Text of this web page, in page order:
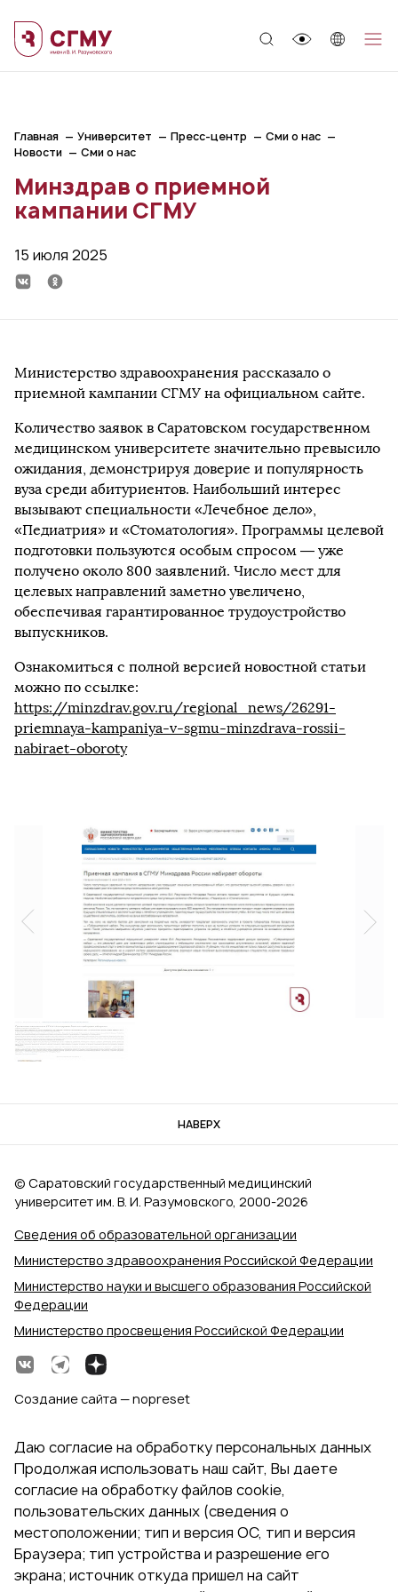
Главная Университет Пресс-центр
Сми о нас
Новости
Сми о нас
Минздрав о приемной
кампании СГМУ
15 июля 2025
Министерство здравоохранения рассказало о
приемной кампании СГМУ на официальном сайте.
Количество заявок в Саратовском государственном
медицинском университете значительно превысило
ожидания, демонстрируя доверие и популярность
вуза среди абитуриентов. Наибольший интерес
вызывают специальности «Лечебное дело»,
«Педиатрия» и «Стоматология». Программы целевой
подготовки пользуются особым спросом — уже
получено около 800 заявлений. Число мест для
целевых направлений заметно увеличено,
обеспечивая гарантированное трудоустройство
выпускников.
Ознакомиться с полной версией новостной статьи
можно по ссылке:
https://minzdrav.gov.ru/regional_news/26291-
priemnaya-kampaniya-v-sgmu-minzdrava-rossii-
nabiraet-oboroty
НАВЕРХ
Сведения об образовательной организации
Министерство здравоохранения Российской Федерации
Министерство науки и высшего образования Российской
Федерации
Министерство просвещения Российской Федерации
© Саратовский государственный медицинский
университет им. В. И. Разумовского, 2000‑2026
Создание сайта — nopreset
Даю согласие на обработку персональных данных
Продолжая использовать наш сайт, Вы даете
согласие на обработку файлов cookie,
пользовательских данных (сведения о
местоположении; тип и версия ОС, тип и версия
Браузера; тип устройства и разрешение его
экрана; источник откуда пришел на сайт